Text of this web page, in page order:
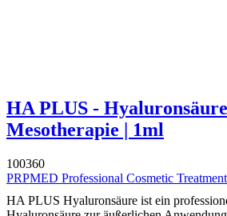
HA PLUS -
Mesotherapie | 1ml
100360
PRPMED Professional Cosmetic
HA PLUS Hyaluronsäure ist ein